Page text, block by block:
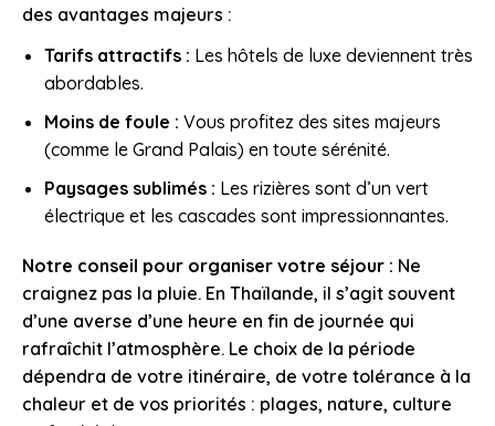
des avantages majeurs :
Tarifs attractifs : Les hôtels de luxe deviennent très
abordables.
Moins de foule : Vous profitez des sites majeurs
(comme le Grand Palais) en toute sérénité.
Paysages sublimés : Les rizières sont d’un vert
électrique et les cascades sont impressionnantes.
Notre conseil pour organiser votre séjour : Ne
craignez pas la pluie. En Thaïlande, il s’agit souvent
d’une averse d’une heure en fin de journée qui
rafraîchit l’atmosphère. Le choix de la période
dépendra de votre itinéraire, de votre tolérance à la
chaleur et de vos priorités : plages, nature, culture